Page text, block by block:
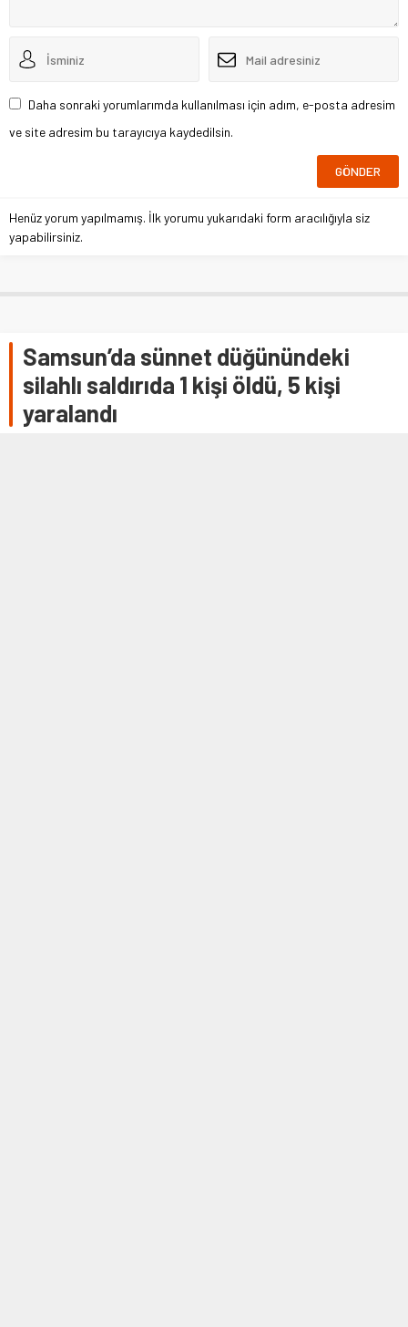
Daha sonraki yorumlarımda kullanılması için adım, e-posta adresim
ve site adresim bu tarayıcıya kaydedilsin.
Henüz yorum yapılmamış. İlk yorumu yukarıdaki form aracılığıyla siz
yapabilirsiniz.
Samsun’da sünnet düğünündeki
silahlı saldırıda 1 kişi öldü, 5 kişi
yaralandı